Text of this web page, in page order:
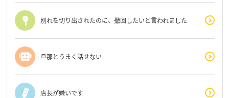
別れを切り出されたのに、撤回したいと言われました
旦那とうまく話せない
店長が嫌いです